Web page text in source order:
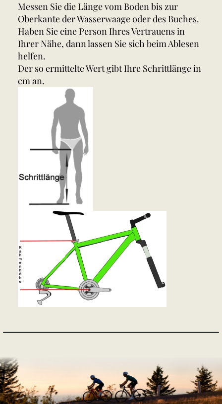
Messen Sie die Länge vom Boden bis zur
Oberkante der Wasserwaage oder des Buches.
Haben Sie eine Person Ihres Vertrauens in
Ihrer Nähe, dann lassen Sie sich beim Ablesen
helfen.
Der so ermittelte Wert gibt Ihre Schrittlänge in
cm an.